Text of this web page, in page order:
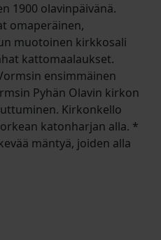
1900 olavinpäivänä.
omaperäinen,
muotoinen kirkkosali
kattomaalaukset.
ensimmäinen
Pyhän Olavin kirkon
Kirkonkello
katonharjan alla. *
mäntyä, joiden alla